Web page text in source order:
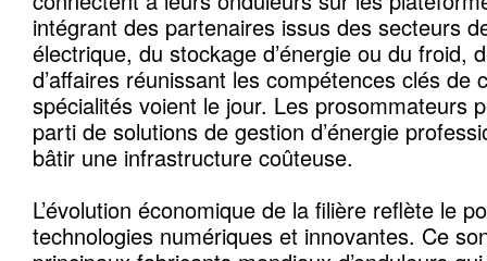
intégrant des partenaires issus des secteurs
électrique, du stockage d’énergie ou du froid,
d’affaires réunissant les compétences clés de
spécialités voient le jour. Les prosommateurs
parti de solutions de gestion d’énergie
bâtir une infrastructure coûteuse.
L’évolution économique de la filière reflète le
technologies numériques et innovantes. Ce